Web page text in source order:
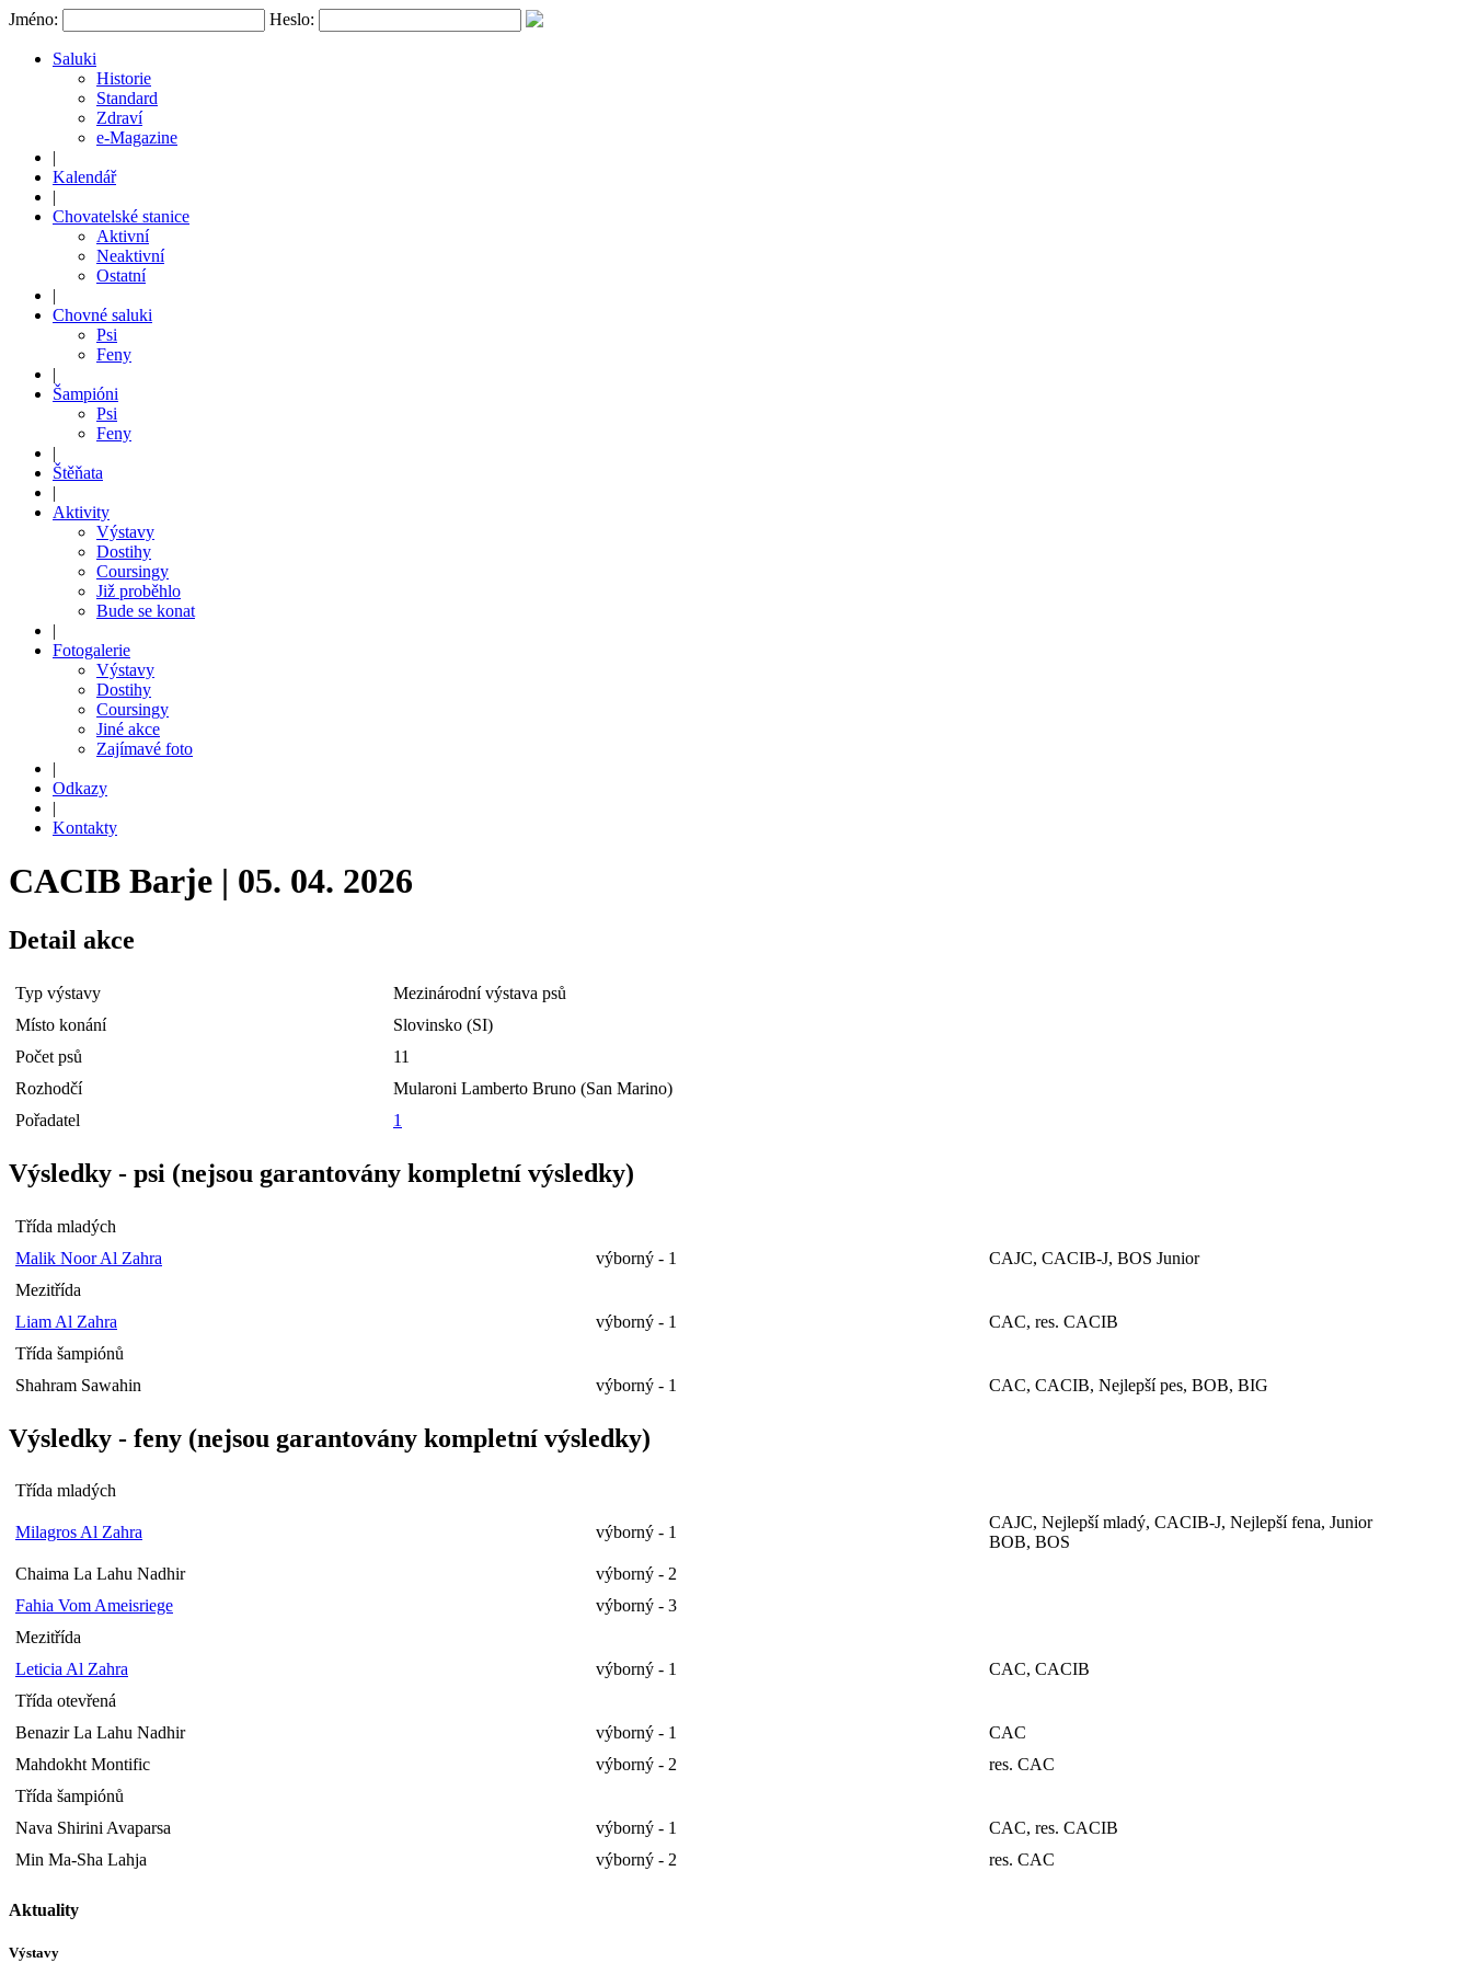
Jméno: Heslo:
Saluki
Historie
Standard
Zdraví
e-Magazine
|
Kalendář
|
Chovatelské stanice
Aktivní
Neaktivní
Ostatní
|
Chovné saluki
Psi
Feny
|
Šampióni
Psi
Feny
|
Štěňata
|
Aktivity
Výstavy
Dostihy
Coursingy
Již proběhlo
Bude se konat
|
Fotogalerie
Výstavy
Dostihy
Coursingy
Jiné akce
Zajímavé foto
|
Odkazy
|
Kontakty
CACIB Barje | 05. 04. 2026
Detail akce
Typ výstavy
Mezinárodní výstava psů
Místo konání
Slovinsko (SI)
Počet psů
11
Rozhodčí
Mularoni Lamberto Bruno (San Marino)
Pořadatel
1
Výsledky - psi (nejsou garantovány kompletní výsledky)
Třída mladých
Malik Noor Al Zahra
výborný - 1
CAJC, CACIB-J, BOS Junior
Mezitřída
Liam Al Zahra
výborný - 1
CAC, res. CACIB
Třída šampiónů
Shahram Sawahin
výborný - 1 CAC, CACIB, Nejlepší pes, BOB, BIG
Výsledky - feny (nejsou garantovány kompletní výsledky)
Třída mladých
Milagros Al Zahra výborný - 1
CAJC, Nejlepší mladý, CACIB-J, Nejlepší fena, Junior
BOB, BOS
Chaima La Lahu Nadhir
výborný - 2
Fahia Vom Ameisriege
výborný - 3
Mezitřída
Leticia Al Zahra
výborný - 1
CAC, CACIB
Třída otevřená
Benazir La Lahu Nadhir
výborný - 1
CAC
Mahdokht Montific
výborný - 2
res. CAC
Třída šampiónů
Nava Shirini Avaparsa
výborný - 1
CAC, res. CACIB
Min Ma-Sha Lahja
výborný - 2 res. CAC
Aktuality
Výstavy